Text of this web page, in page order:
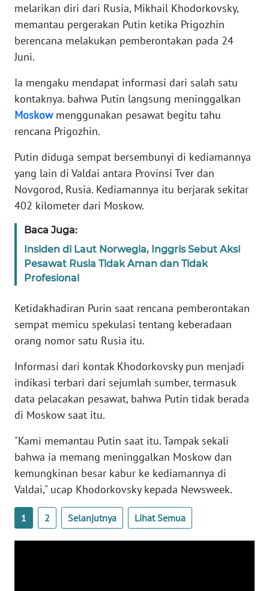
melarikan diri dari Rusia, Mikhail Khodorkovsky,
memantau pergerakan Putin ketika Prigozhin
berencana melakukan pemberontakan pada 24
Juni.
Ia mengaku mendapat informasi dari salah satu
kontaknya. bahwa Putin langsung meninggalkan
Moskowmenggunakan pesawat begitu tahu
rencana Prigozhin.
Putin diduga sempat bersembunyi di kediamannya
yang lain di Valdai antara Provinsi Tver dan
Novgorod, Rusia. Kediamannya itu berjarak sekitar
402 kilometer dari Moskow.
Baca Juga:
Insiden di Laut Norwegia, Inggris Sebut Aksi
Pesawat Rusia Tidak Aman dan Tidak
Profesional
Ketidakhadiran Purin saat rencana pemberontakan
sempat memicu spekulasi tentang keberadaan
orang nomor satu Rusia itu.
Informasi dari kontak Khodorkovsky pun menjadi
indikasi terbari dari sejumlah sumber, termasuk
data pelacakan pesawat, bahwa Putin tidak berada
di Moskow saat itu.
"Kami memantau Putin saat itu. Tampak sekali
bahwa ia memang meninggalkan Moskow dan
kemungkinan besar kabur ke kediamannya di
Valdai," ucap Khodorkovsky kepada Newsweek.
1 2 Selanjutnya Lihat Semua
KAMI
PEDOMAN
MEDIA
SIBER
REDAKSI
DISCLAIMER
Wahana
News
Regional
WN
SUMUT
WN
JABAR
WN
BANTEN
WN
KEPRI
WN
PAPUA